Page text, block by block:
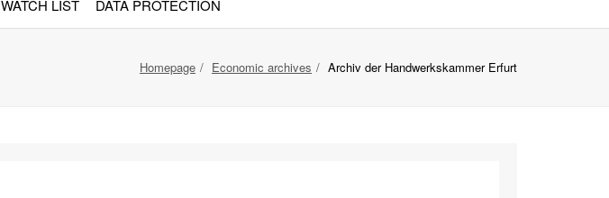
WATCH LIST DATA PROTECTION
Homepage Economic archives Archiv der Handwerkskammer Erfurt